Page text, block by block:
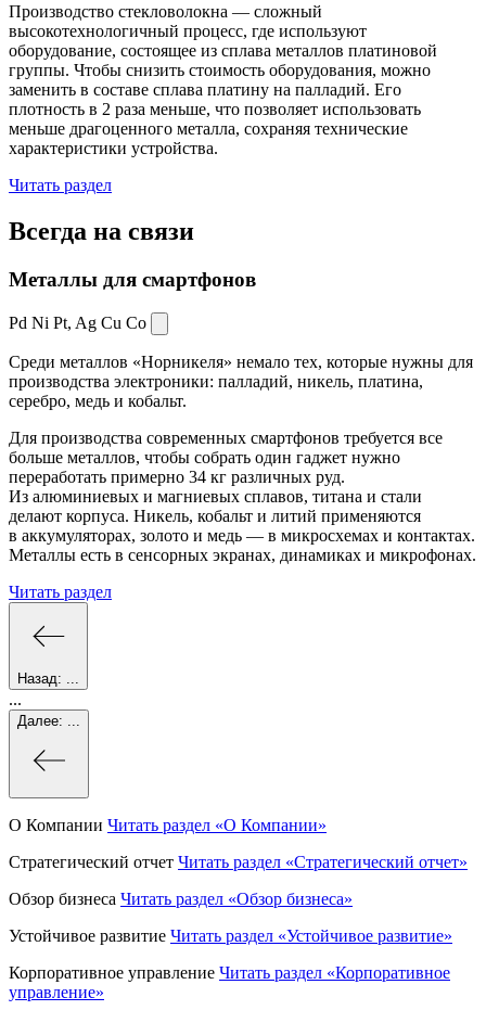
Производство стекловолокна — сложный
высокотехнологичный процесс, где используют
оборудование, состоящее из сплава металлов платиновой
группы. Чтобы снизить стоимость оборудования, можно
заменить в составе сплава платину на палладий. Его
плотность в 2 раза меньше, что позволяет использовать
меньше драгоценного металла, сохраняя технические
характеристики устройства.
Читать раздел
Всегда на связи
Металлы для смартфонов
Pd Ni Pt, Ag Cu Co
Среди металлов «Норникеля» немало тех, которые нужны для
производства электроники: палладий, никель, платина,
серебро, медь и кобальт.
Для производства современных смартфонов требуется все
больше металлов, чтобы собрать один гаджет нужно
переработать примерно 34 кг различных руд.
Из алюминиевых и магниевых сплавов, титана и стали
делают корпуса. Никель, кобальт и литий применяются
в аккумуляторах, золото и медь — в микросхемах и контактах.
Металлы есть в сенсорных экранах, динамиках и микрофонах.
Читать раздел
Назад:
...
Далее:
О Компании Читать раздел «О Компании»
Стратегический отчет Читать раздел «Стратегический отчет»
Обзор бизнеса Читать раздел «Обзор бизнеса»
Устойчивое развитие Читать раздел «Устойчивое развитие»
Корпоративное управление Читать раздел «Корпоративное
управление»